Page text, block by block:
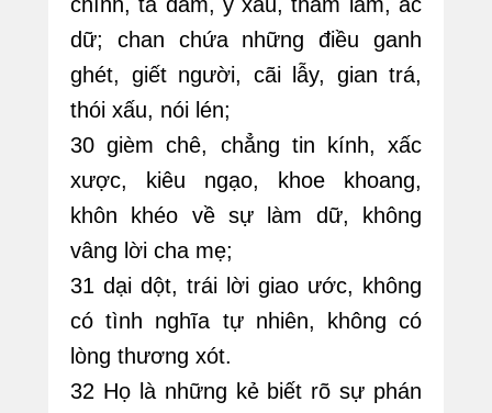
dữ; chan chứa những điều ganh
ghét, giết người, cãi lẫy, gian trá,
thói xấu, nói lén;
30 gièm chê, chẳng tin kính, xấc
xược, kiêu ngạo, khoe khoang,
khôn khéo về sự làm dữ, không
vâng lời cha mẹ;
31 dại dột, trái lời giao ước, không
có tình nghĩa tự nhiên, không có
lòng thương xót.
32 Họ là những kẻ biết rõ sự phán